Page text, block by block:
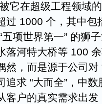
它在超级工程领域
过 1000 个，其中包
项世界第一” 的狮
落河特大桥等 100
，而是源于公司对
求 “大而全”，中
户的真实需求出发